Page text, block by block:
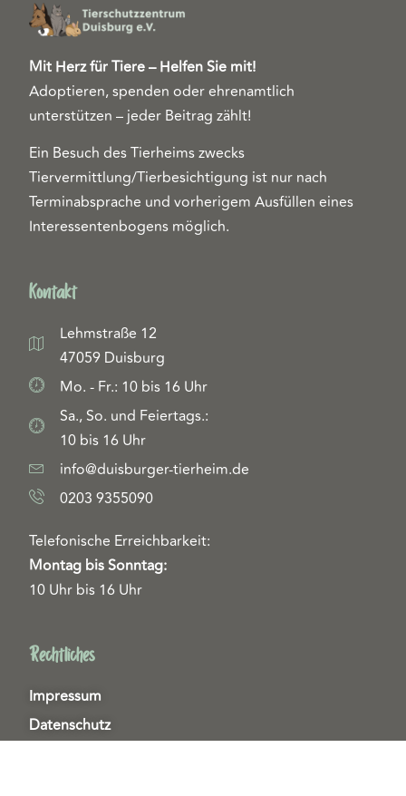
Mit Herz für Tiere – Helfen Sie mit!
Adoptieren, spenden oder ehrenamtlich
unterstützen – jeder Beitrag zählt!
Ein Besuch des Tierheims zwecks
Tiervermittlung/Tierbesichtigung ist nur nach
Terminabsprache und vorherigem Ausfüllen eines
Interessentenbogens möglich.
Kontakt
Lehmstraße 12
47059 Duisburg
Mo. - Fr.: 10 bis 16 Uhr
Sa., So. und Feiertags.:
10 bis 16 Uhr
info@duisburger-tierheim.de
0203 9355090
Telefonische Erreichbarkeit:
Montag bis Sonntag:
10 Uhr bis 16 Uhr
Rechtliches
Impressum
Datenschutz